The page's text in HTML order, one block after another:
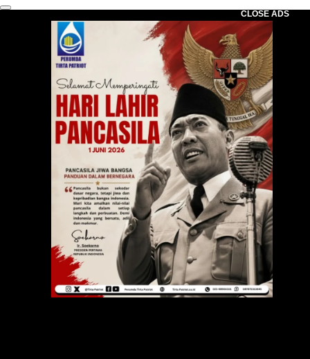
CLOSE ADS